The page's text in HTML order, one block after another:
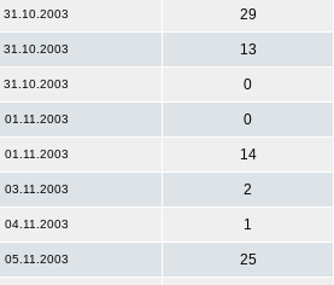
31.10.2003 29
31.10.2003 13
31.10.2003 0
01.11.2003 0
01.11.2003 14
03.11.2003 2
04.11.2003 1
05.11.2003 25